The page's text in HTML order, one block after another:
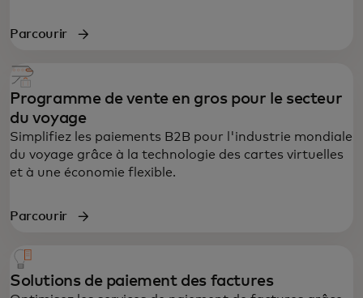
Parcourir
Programme de vente en gros pour le secteur
du voyage
Simplifiez les paiements B2B pour l'industrie mondiale
du voyage grâce à la technologie des cartes virtuelles
et à une économie flexible.
Parcourir
Solutions de paiement des factures